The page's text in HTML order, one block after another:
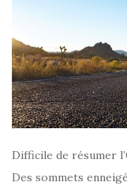
Difficile de résumer
Des sommets